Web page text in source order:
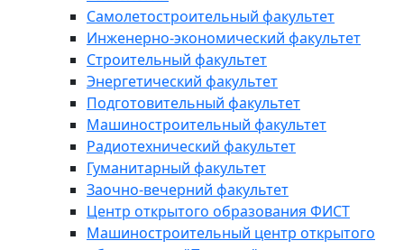
Самолетостроительный факультет
Инженерно-экономический факультет
Строительный факультет
Энергетический факультет
Подготовительный факультет
Машиностроительный факультет
Радиотехнический факультет
Гуманитарный факультет
Заочно-вечерний факультет
Центр открытого образования ФИСТ
Машиностроительный центр открытого